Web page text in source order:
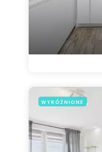
WYRÓŻNIONE